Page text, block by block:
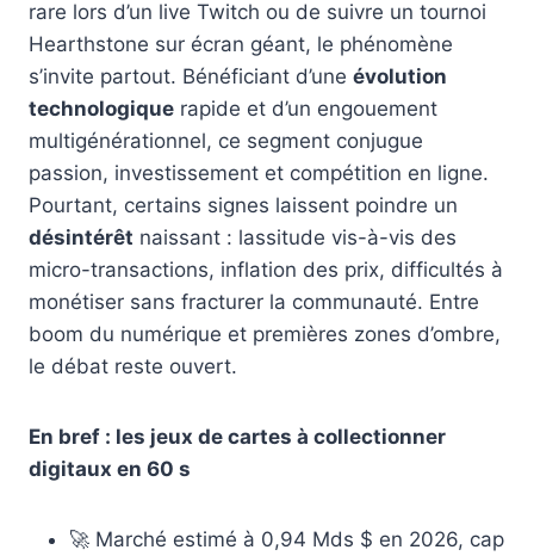
rare lors d’un live Twitch ou de suivre un tournoi
Hearthstone sur écran géant, le phénomène
s’invite partout. Bénéficiant d’une évolution
technologique rapide et d’un engouement
multigénérationnel, ce segment conjugue
passion, investissement et compétition en ligne.
Pourtant, certains signes laissent poindre un
désintérêt naissant : lassitude vis-à-vis des
micro-transactions, inflation des prix, difficultés à
monétiser sans fracturer la communauté. Entre
boom du numérique et premières zones d’ombre,
le débat reste ouvert.
En bref : les jeux de cartes à collectionner
digitaux en 60 s
🚀 Marché estimé à 0,94 Mds $ en 2026, cap